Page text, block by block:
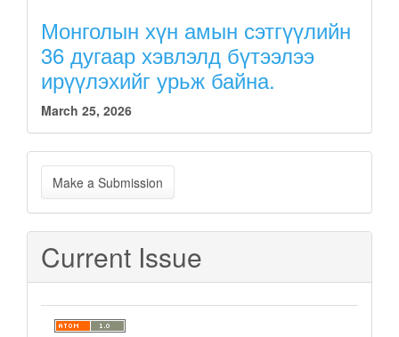
Монголын хүн амын сэтгүүлийн
36 дугаар хэвлэлд бүтээлээ
ирүүлэхийг урьж байна.
March 25, 2026
Make
a
Submission
Make a Submission
Current Issue